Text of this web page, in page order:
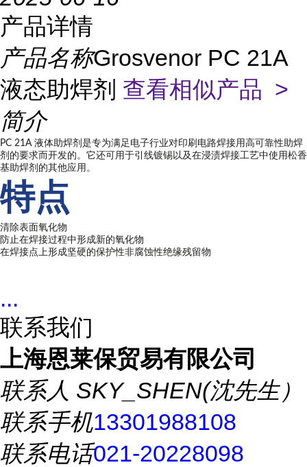
产品详情
产品名称Grosvenor PC 21A
液态助焊剂 查看相似产品 >
简介
PC 21A 液体助焊剂是专为满足电子行业对印刷电路焊接用高可靠性助焊
剂的要求而开发的。它还可用于引线镀锡以及在浸渍焊接工艺中使用松香
基助焊剂的其他应用。
特点
清除表面氧化物
防止在焊接过程中形成新的氧化物
在焊接点上形成坚硬的保护性非腐蚀性绝缘残留物
...
联系我们
上海恩莱保贸易有限公司
联系人 SKY_SHEN(沈先生）
联系手机13301988108
联系电话021-20228098